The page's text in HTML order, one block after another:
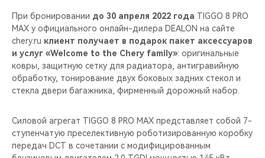
При бронировании до 30 апреля 2022 года ТIGGO 8 PRO
MAX у официального онлайн-дилера DEALON на сайте
chery.ru клиент получает в подарок пакет аксессуаров
и услуг «Welcome to the Chery family»: оригинальные
ковры, защитную сетку для радиатора, антигравийную
обработку, тонирование двух боковых задних стекол и
стекла двери багажника, фирменный дорожный набор.
Силовой агрегат TIGGO 8 PRO MAX представляет собой 7-
ступенчатую преселективную роботизированную коробку
передач DCT в сочетании с модифицированным